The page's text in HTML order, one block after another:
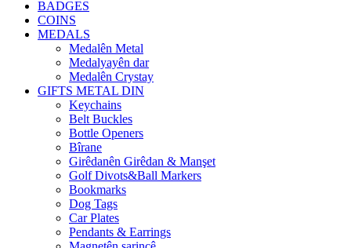
BADGES
COINS
MEDALS
Medalên Metal
Medalyayên dar
Medalên Crystay
GIFTS METAL DIN
Keychains
Belt Buckles
Bottle Openers
Bîrane
Girêdanên Girêdan & Manşet
Golf Divots&Ball Markers
Bookmarks
Dog Tags
Car Plates
Pendants & Earrings